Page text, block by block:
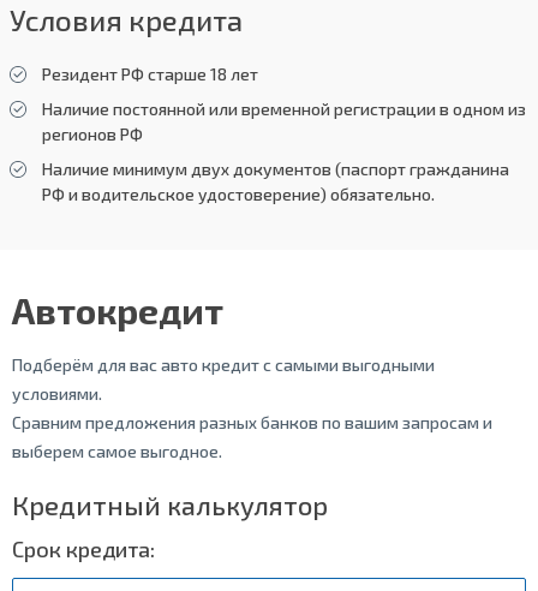
Условия кредита
Резидент РФ старше 18 лет
Наличие постоянной или временной регистрации в одном из
регионов РФ
Наличие минимум двух документов (паспорт гражданина
РФ и водительское удостоверение) обязательно.
Автокредит
Подберём для вас авто кредит с самыми выгодными
условиями.
Сравним предложения разных банков по вашим запросам и
выберем самое выгодное.
Кредитный калькулятор
Срок кредита: